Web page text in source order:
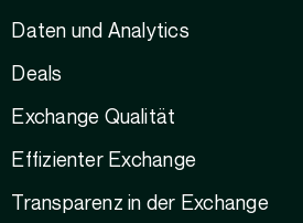
Daten und Analytics
Deals
Exchange Qualität
Effizienter Exchange
Transparenz in der Exchange